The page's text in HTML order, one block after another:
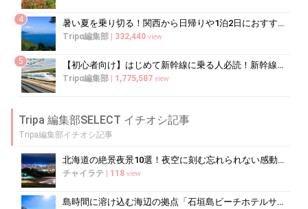
4 暑い夏を乗り切る！関西から日帰りや1泊2日におすすめの避暑地10選
Tripα編集部 | 332,440 view
5 【初心者向け】はじめて新幹線に乗る人必読！新幹線の乗り方をイチから徹底解説
Tripα編集部 | 1,775,587 view
Tripa 編集部SELECT イチオシ記事
Tripa編集部イチオシ記事
北海道の絶景夜景10選！夜空に刻む忘れられない感動の光景へ
チャイラテ | 118 view
島時間に溶け込む海辺の拠点「石垣島ビーチホテルサンシャイン」で心ほどけるく...